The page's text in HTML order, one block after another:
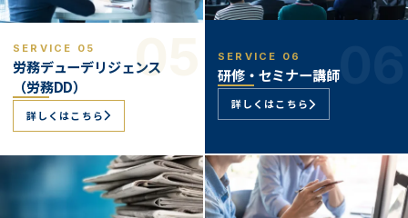
05
SERVICE 05
労務デューデリジェンス
（労務DD）
詳しくはこちら
06
SERVICE 06
研修・セミナー講師
詳しくはこちら